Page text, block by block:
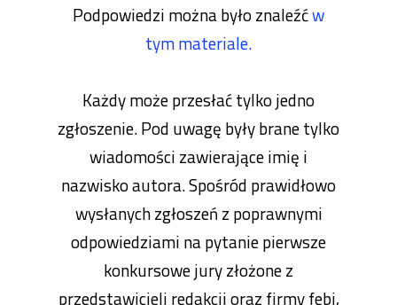
Podpowiedzi można było znaleźćw
tym materiale.
Każdy może przesłać tylko jedno
zgłoszenie. Pod uwagę były brane tylko
wiadomości zawierające imię i
nazwisko autora. Spośród prawidłowo
wysłanych zgłoszeń z poprawnymi
odpowiedziami na pytanie pierwsze
konkursowe jury złożone z
przedstawicieli redakcji oraz firmy febi,